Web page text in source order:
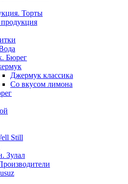
Торты
Бюрег
Джермук классика
Со вкусом лимона
Still
Зулал